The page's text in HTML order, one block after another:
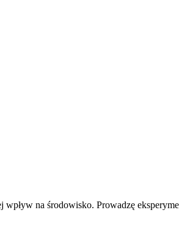
na środowisko. Prowadzę